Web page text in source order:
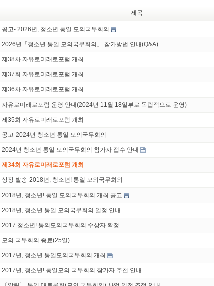
제목
공고- 2026년, 청소년 통일 모의국무회의
2026년「청소년 통일 모의국무회의」 참가방법 안내(Q&A)
제38차 자유로미래로포럼 개최
제37회 자유로미래로포럼 개최
제36차 자유로미래로포럼 개최
자유로미래로포럼 운영 안내(2024년 11월 18일부로 독립적으로 운영)
제35회 자유로미래로포럼 개최
공고-2024년 청소년 통일 모의국무회의
2024년 청소년 통일 모의국무회의 참가자 접수 안내
제34회 자유로미래로포럼 개최
상장 발송-2018년, 청소년! 통일 모의국무회의
2018년, 청소년! 통일 모의국무회의 개최 공고
2018년, 청소년 통일 모의국무회의 일정 안내
2017 청소년! 통의모의국무회의 수상자 확정
모의 국무회의 종료(25일)
2017년, 청소년 통일모의국무회의 개최
2017년, 청소년! 통일모의 국무회의 참가자 추천 안내